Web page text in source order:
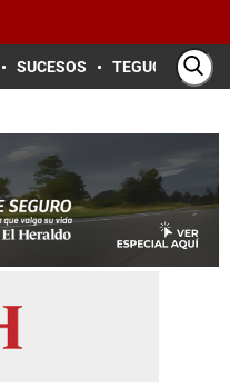
SUCESOS TEGUCIGALPA